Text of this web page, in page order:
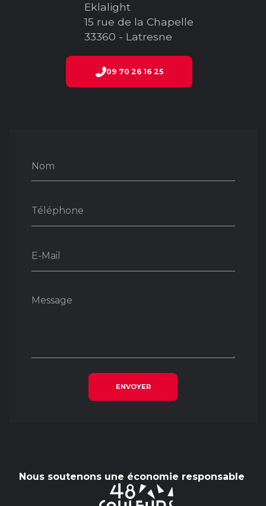
Nom
Téléphone
E-Mail
Message
ENVOYER
Eklalight
15 rue de la Chapelle
33360 - Latresne
09 70 26 16 25
Nous soutenons une économie responsable